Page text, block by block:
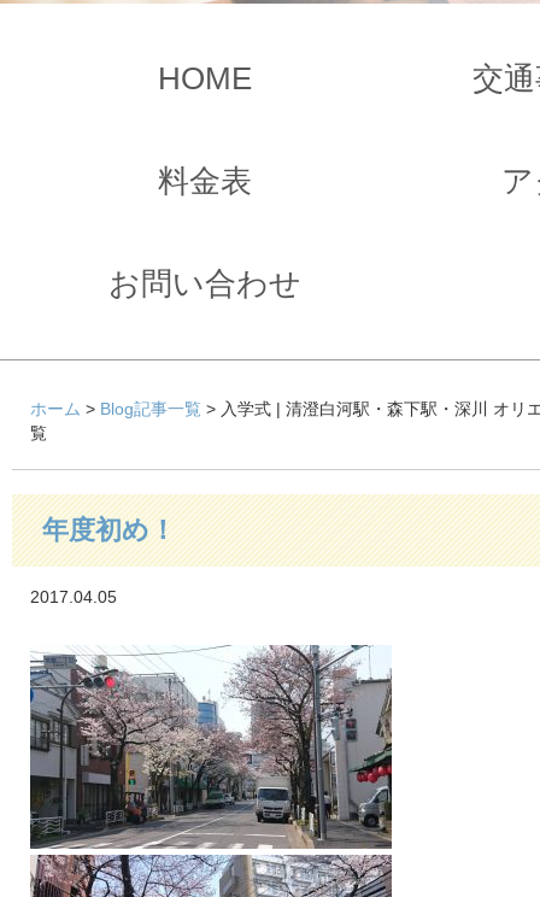
HOME 交
料金表
お問い合わせ
ホーム > Blog記事一覧 > 入学式 | 清澄白河駅・森下駅・深川 オリ
覧
年度初め！
2017.04.05